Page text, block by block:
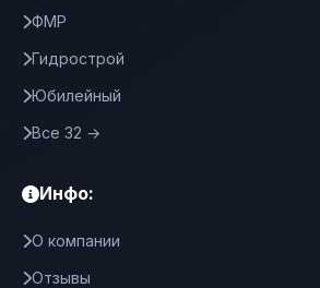
ФМР
Гидрострой
Юбилейный
Все 32 →
Инфо:
О компании
Отзывы